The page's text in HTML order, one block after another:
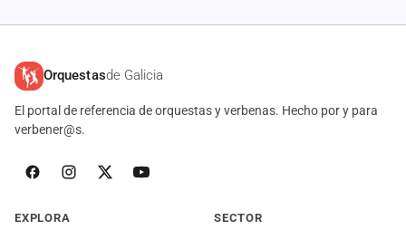
Orquestasde Galicia
El portal de referencia de orquestas y verbenas. Hecho por y para
verbener@s.
EXPLORA SECTOR